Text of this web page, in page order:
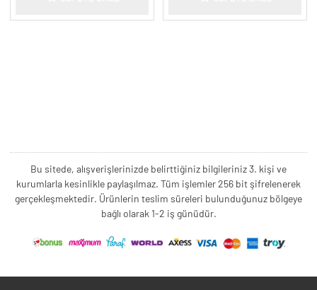
Bu sitede, alışverişlerinizde belirttiğiniz bilgileriniz 3. kişi ve
kurumlarla kesinlikle paylaşılmaz. Tüm işlemler 256 bit şifrelenerek
gerçekleşmektedir. Ürünlerin teslim süreleri bulunduğunuz bölgeye
bağlı olarak 1-2 iş günüdür.